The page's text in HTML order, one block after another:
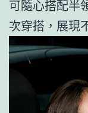
可隨心搭配半
次穿搭，展現